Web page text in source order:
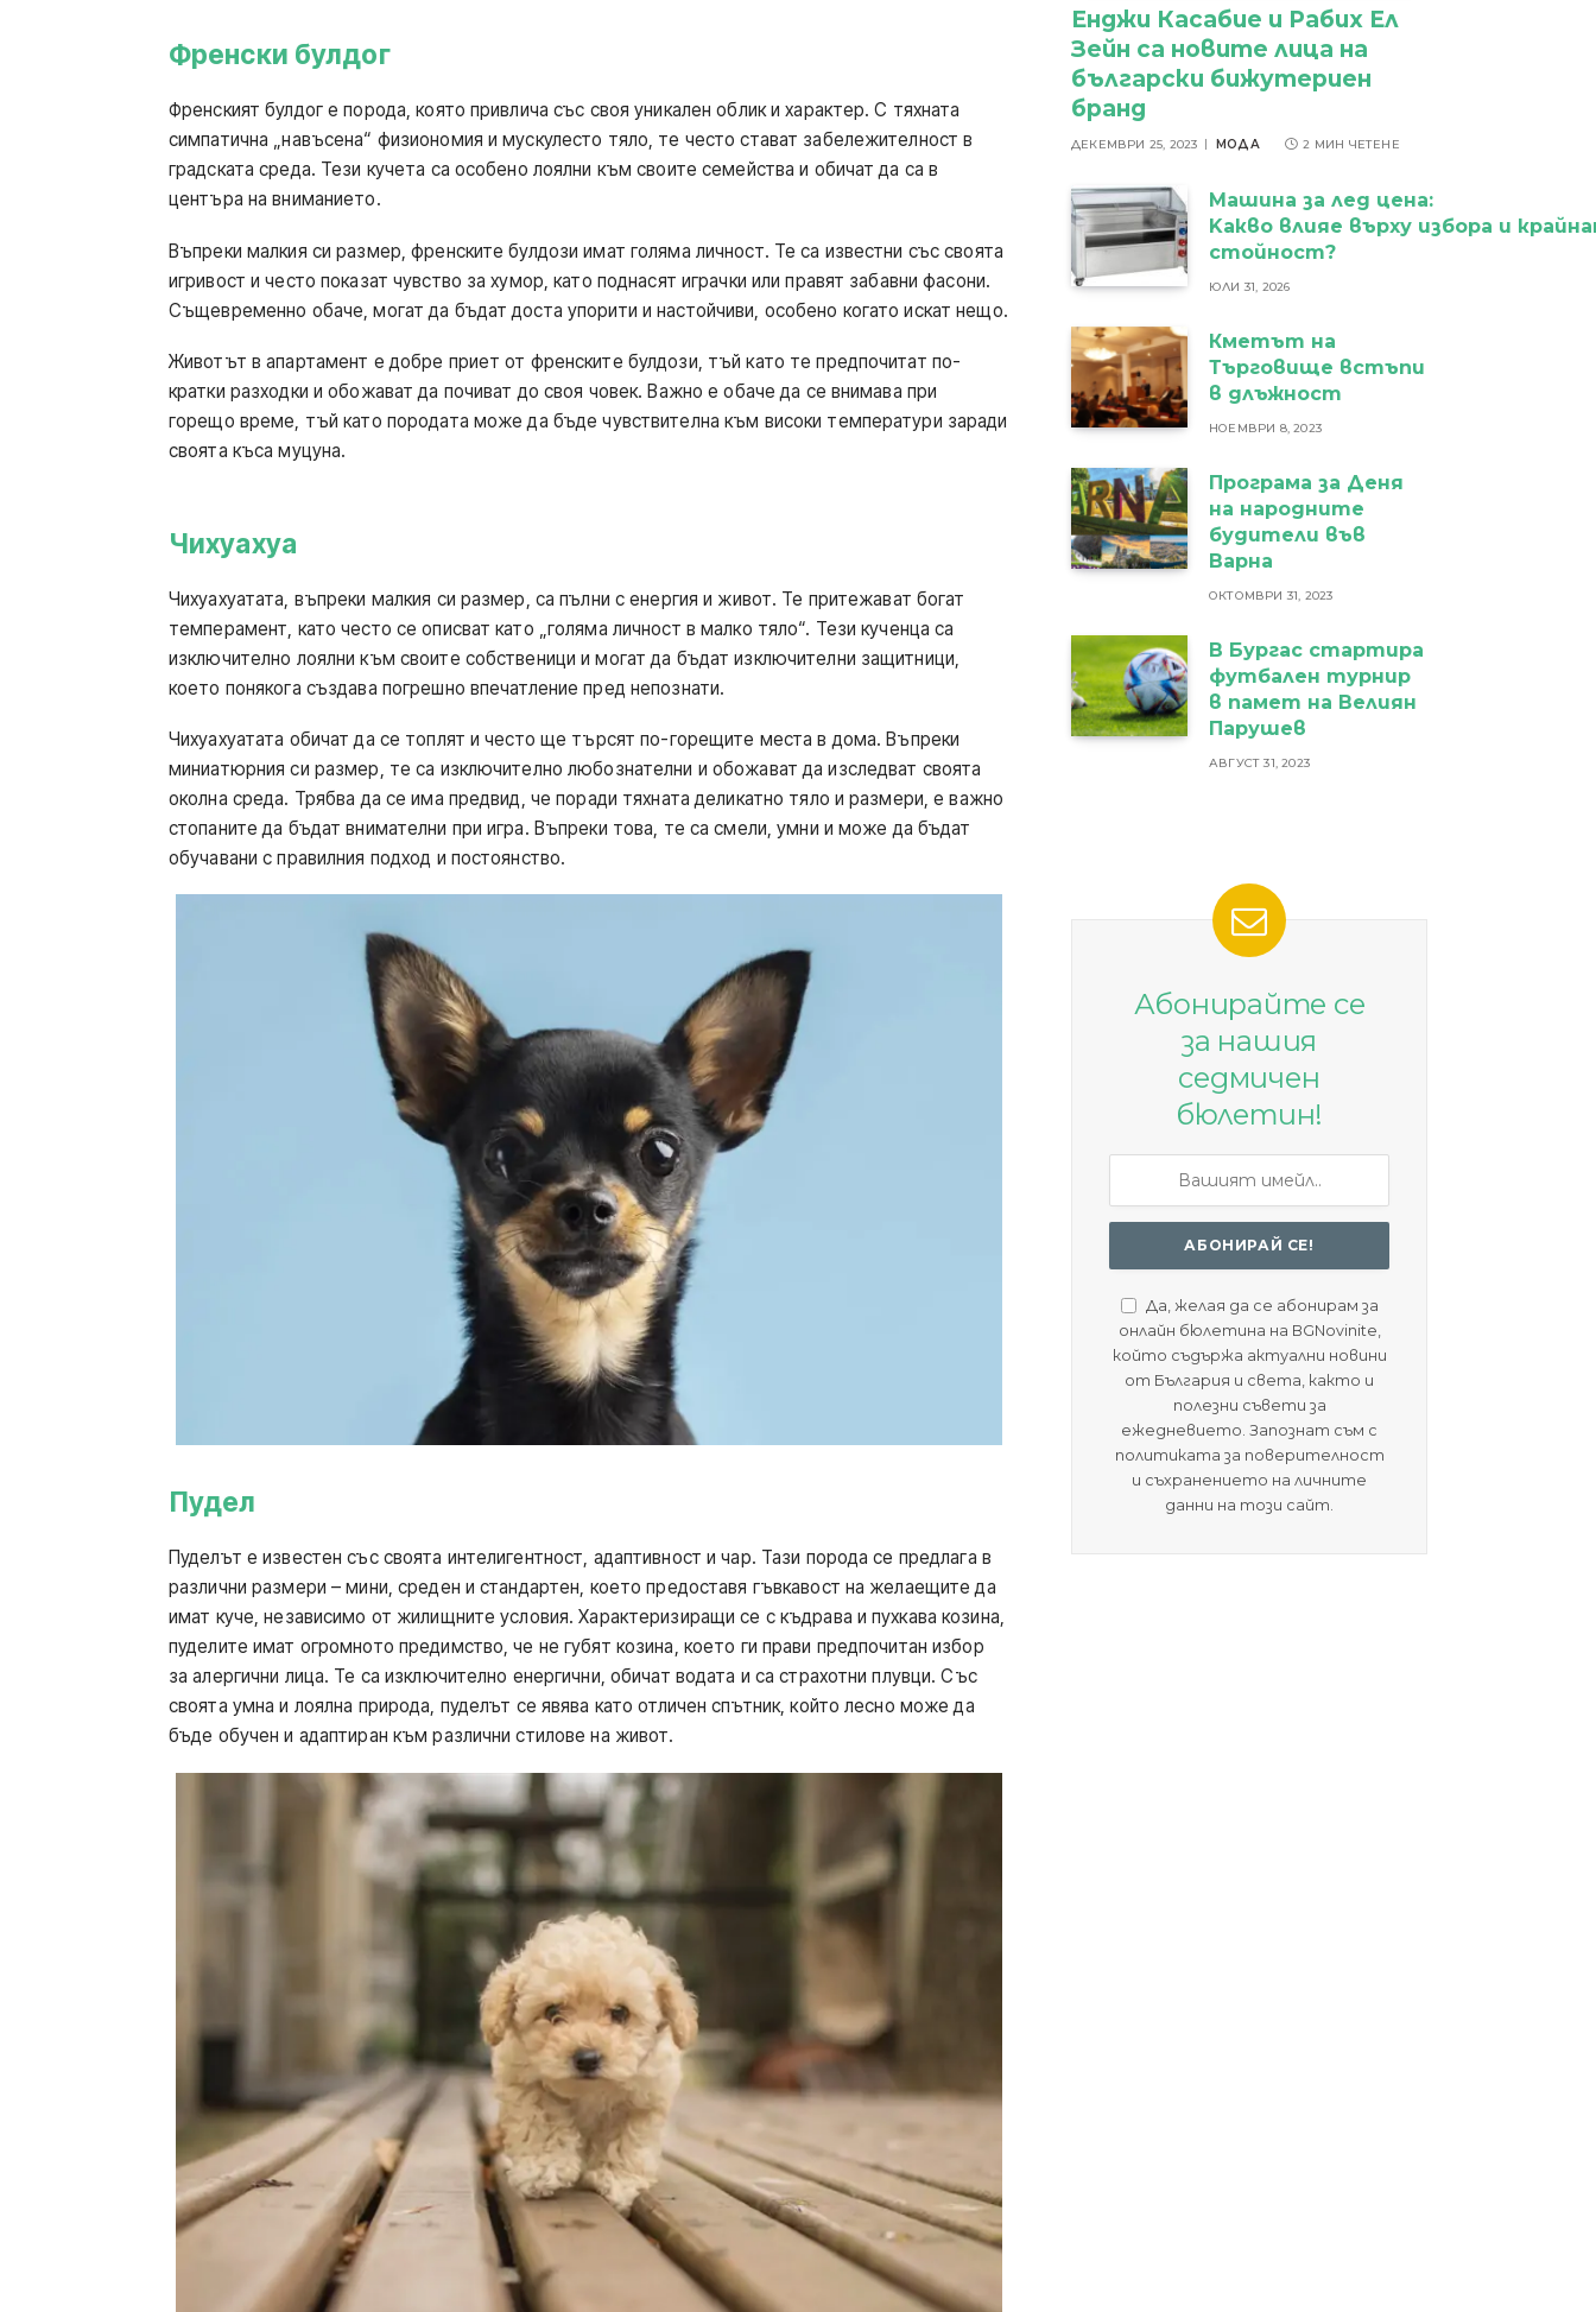
Френски булдог
Френският булдог е порода, която привлича със своя уникален облик и характер. С тяхната
симпатична „навъсена“ физиономия и мускулесто тяло, те често стават забележителност в
градската среда. Тези кучета са особено лоялни към своите семейства и обичат да са в
центъра на вниманието.
Въпреки малкия си размер, френските булдози имат голяма личност. Те са известни със своята
игривост и често показат чувство за хумор, като поднасят играчки или правят забавни фасони.
Същевременно обаче, могат да бъдат доста упорити и настойчиви, особено когато искат нещо.
Животът в апартамент е добре приет от френските булдози, тъй като те предпочитат по-
кратки разходки и обожават да почиват до своя човек. Важно е обаче да се внимава при
горещо време, тъй като породата може да бъде чувствителна към високи температури заради
своята къса муцуна.
Чихуахуа
Чихуахуатата, въпреки малкия си размер, са пълни с енергия и живот. Те притежават богат
темперамент, като често се описват като „голяма личност в малко тяло“. Тези кученца са
изключително лоялни към своите собственици и могат да бъдат изключителни защитници,
което понякога създава погрешно впечатление пред непознати.
Чихуахуатата обичат да се топлят и често ще търсят по-горещите места в дома. Въпреки
миниатюрния си размер, те са изключително любознателни и обожават да изследват своята
околна среда. Трябва да се има предвид, че поради тяхната деликатно тяло и размери, е важно
стопаните да бъдат внимателни при игра. Въпреки това, те са смели, умни и може да бъдат
обучавани с правилния подход и постоянство.
Пудел
Пуделът е известен със своята интелигентност, адаптивност и чар. Тази порода се предлага в
различни размери – мини, среден и стандартен, което предоставя гъвкавост на желаещите да
имат куче, независимо от жилищните условия. Характеризиращи се с къдрава и пухкава козина,
пуделите имат огромното предимство, че не губят козина, което ги прави предпочитан избор
за алергични лица. Те са изключително енергични, обичат водата и са страхотни плувци. Със
своята умна и лоялна природа, пуделът се явява като отличен спътник, който лесно може да
бъде обучен и адаптиран към различни стилове на живот.
Енджи Касабие и Рабих Ел
Зейн са новите лица на
български бижутериен
бранд
ДЕКЕМВРИ 25, 2023 МОДА 2 МИН ЧЕТЕНЕ
Машина за лед цена:
Kакво влияе върху избора и
стойност?
ЮЛИ 31, 2026
Кметът на
Търговище встъпи
в длъжност
НОЕМВРИ 8, 2023
Програма за Деня
на народните
будители във
Варна
ОКТОМВРИ 31, 2023
В Бургас стартира
футбален турнир
в памет на Велиян
Парушев
АВГУСТ 31, 2023
Абонирайте се
за нашия
седмичен
бюлетин!
Да, желая да се абонирам за
онлайн бюлетина на BGNovinite,
който съдържа актуални новини
от България и света, както и
полезни съвети за
ежедневието. Запознат съм с
политиката за поверителност
и съхранението на личните
данни на този сайт.